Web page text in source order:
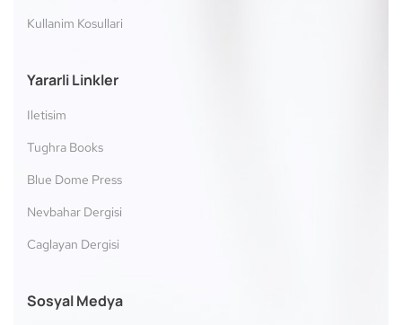
Kullanim Kosullari
Yararli Linkler
Iletisim
Tughra Books
Blue Dome Press
Nevbahar Dergisi
Caglayan Dergisi
Sosyal Medya